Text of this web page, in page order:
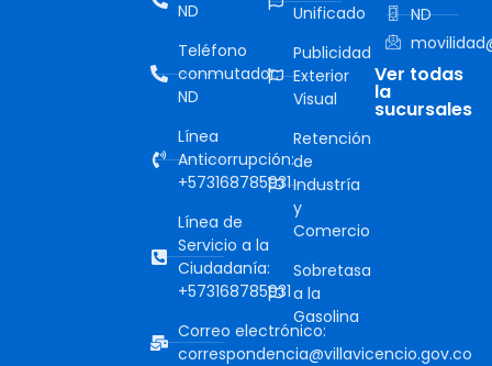
ND
Teléfono
conmutador:
ND
Línea
Anticorrupción:
+573168785931
Línea de
Servicio a la
Ciudadanía:
+573168785931
Correo electrónico:
correspondencia@villavicencio.gov.co
Unificado
Publicidad
Exterior
Visual
Retención
de
Industría
y
Comercio
Sobretasa
a la
Gasolina
ND
Ver todas
la
sucursales